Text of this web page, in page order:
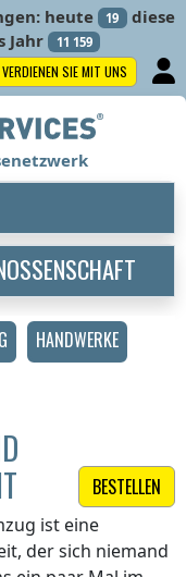
heute 19 diese
Jahr 11 159
VERDIENEN SIE MIT UNS
HANDWERKE
BESTELLEN
ist eine
der sich niemand